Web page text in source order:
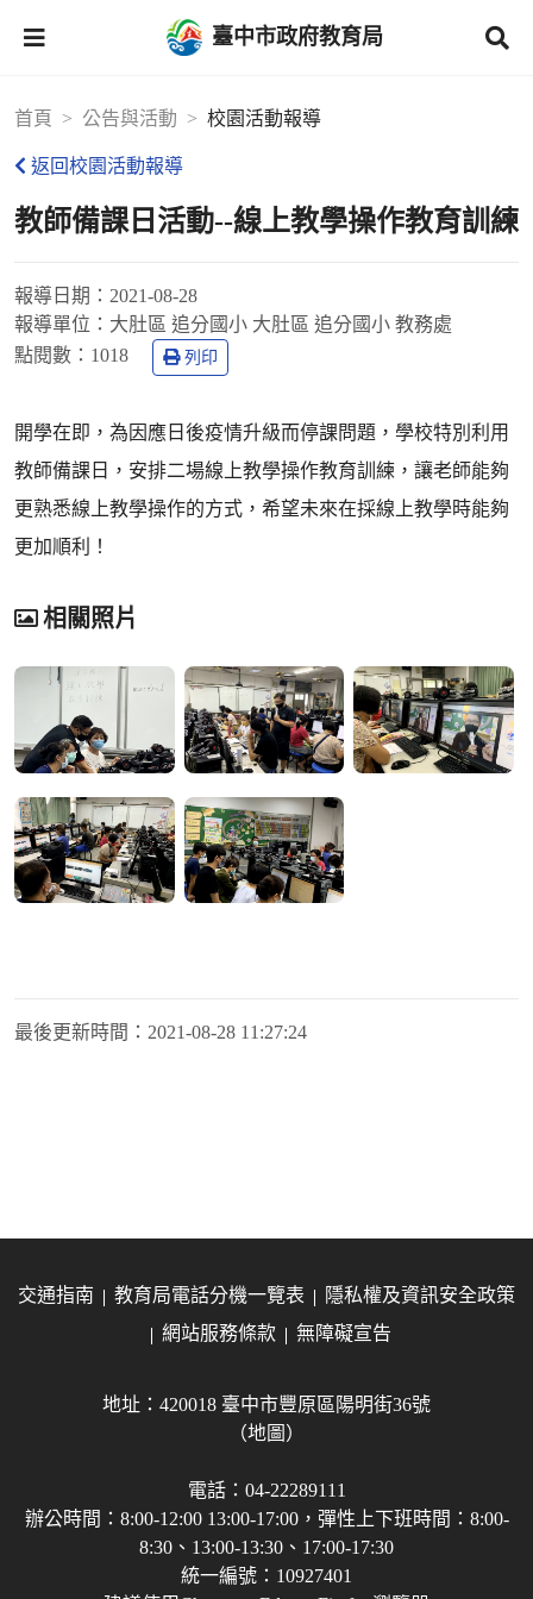
臺中市政府教育局
首頁 公告與活動 校園活動報導
返回校園活動報導
教師備課日活動--線上教學操作教育訓練
報導日期： 2021-08-28
報導單位： 大肚區 追分國小 大肚區 追分國小 教務處
點閱數： 1018 列印
開學在即，為因應日後疫情升級而停課問題，學校特別利用
教師備課日，安排二場線上教學操作教育訓練，讓老師能夠
更熟悉線上教學操作的方式，希望未來在採線上教學時能夠
更加順利！
相關照片
最後更新時間： 2021-08-28 11:27:24
交通指南 教育局電話分機一覽表
隱私權及資訊安全政策
網站服務條款
無障礙宣告
地址：420018 臺中市豐原區陽明街36號
（地圖）
電話：04-22289111
辦公時間：8:00-12:00 13:00-17:00，彈性上下班時間：8:00-
8:30、13:00-13:30、17:00-17:30
統一編號：10927401